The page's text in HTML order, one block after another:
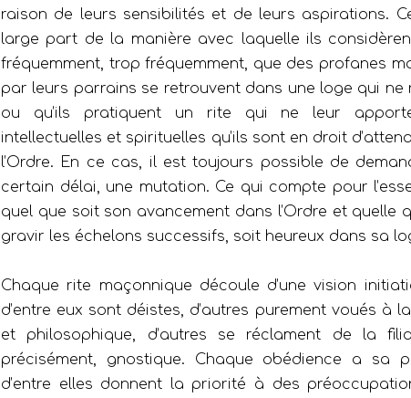
raison de leurs sensibilités et de leurs aspirations.
large part de la manière avec laquelle ils
fréquemment, trop fréquemment, que des profanes
par leurs parrains se retrouvent dans une loge qui
ou qu’ils pratiquent un rite qui ne leur
intellectuelles et spirituelles qu’ils sont en droit
l’Ordre. En ce cas, il est toujours possible de
certain délai, une mutation. Ce qui compte pour
quel que soit son avancement dans l’Ordre et quelle
gravir les échelons successifs, soit heureux dans sa
Chaque rite maçonnique découle d’une vision
d’entre eux sont déistes, d’autres purement voués à
et philosophique, d’autres se réclament de la
précisément, gnostique. Chaque obédience a sa
d’entre elles donnent la priorité à des